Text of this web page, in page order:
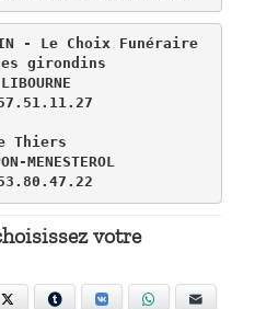
- Le Choix Funéraire
girondins
Thiers
MENESTEROL
votre
Tumblr VKontakteWhatsApp